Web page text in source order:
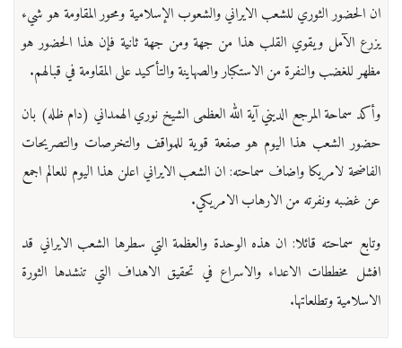
ان الحضور الثوري للشعب الايراني والشعوب الإسلامية ومحور المقاومة هو شيء
يزرع الآمل ويقوي القلب هذا من جهة ومن جهة ثانية فإن هذا الحضور هو
مظهر للغضب والنفرة من الاستكبار والصهاينة والتأكيد على المقاومة في قبالهم.
وأكد سماحة المرجع الديني آية الله العظمى الشيخ نوري الهمداني (دام ظله) بان
حضور الشعب هذا اليوم هو صفعة قوية للمواقف والتخرصات والتصريحات
الفاضحة لامريكا واضاف سماحته: ان الشعب الايراني اعلن هذا اليوم للعالم اجمع
عن غضبه ونفرته من الارهاب الامريكي.
وتابع سماحته قائلا: ان هذه الوحدة والعظمة التي سطرها الشعب الايراني قد
افشل مخططات الاعداء والاسراع في تحقيق الاهداف التي تنشدها الثورة
الاسلامية وتطلعاتها.